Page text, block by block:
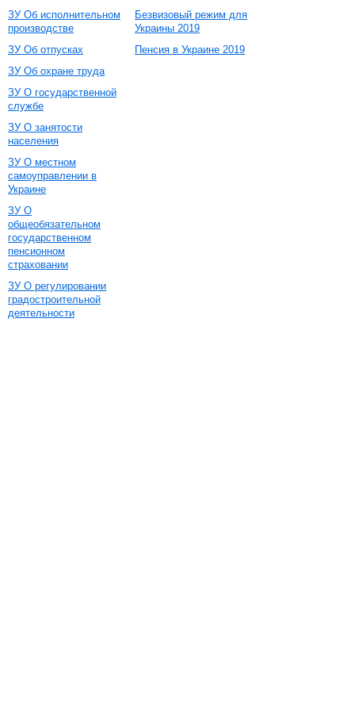
ЗУ Об исполнительном
производстве
ЗУ Об отпусках
ЗУ Об охране труда
ЗУ О государственной
службе
ЗУ О занятости
населения
ЗУ О местном
самоуправлении в
Украине
ЗУ О
общеобязательном
государственном
пенсионном
страховании
ЗУ О регулировании
градостроительной
деятельности
Безвизовый режим для
Украины 2019
Пенсия в Украине 2019